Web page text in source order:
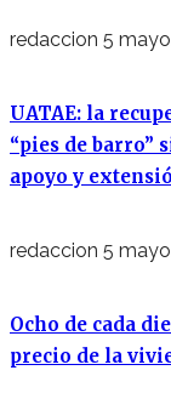
redaccion 5
UATAE: la
“pies de barro”
apoyo y
redaccion 5
Ocho de cada
precio de la